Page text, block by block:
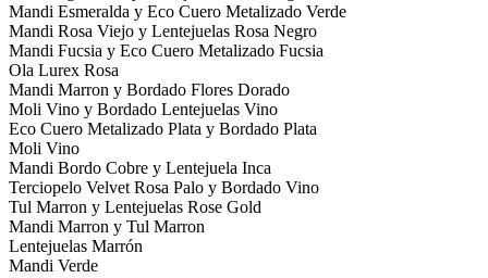
Mandi Esmeralda y Eco Cuero Metalizado Verde
Mandi Rosa Viejo y Lentejuelas Rosa Negro
Mandi Fucsia y Eco Cuero Metalizado Fucsia
Ola Lurex Rosa
Mandi Marron y Bordado Flores Dorado
Moli Vino y Bordado Lentejuelas Vino
Eco Cuero Metalizado Plata y Bordado Plata
Moli Vino
Mandi Bordo Cobre y Lentejuela Inca
Terciopelo Velvet Rosa Palo y Bordado Vino
Tul Marron y Lentejuelas Rose Gold
Mandi Marron y Tul Marron
Lentejuelas Marrón
Mandi Verde